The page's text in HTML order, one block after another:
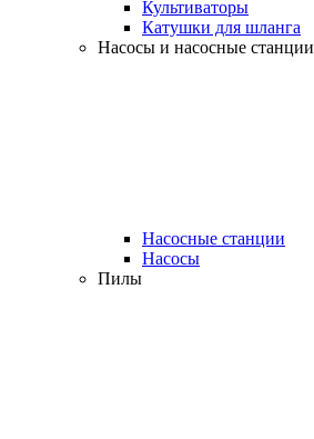
Культиваторы
Катушки для шланга
Насосы и насосные станции
Насосные станции
Насосы
Пилы